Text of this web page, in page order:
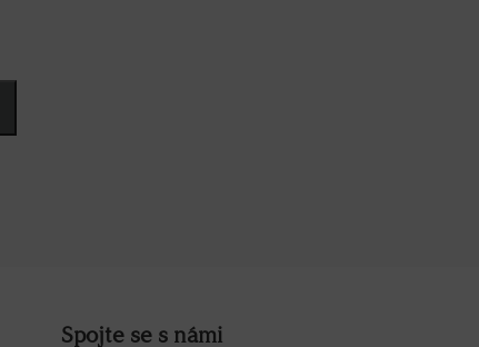
Spojte se s námi